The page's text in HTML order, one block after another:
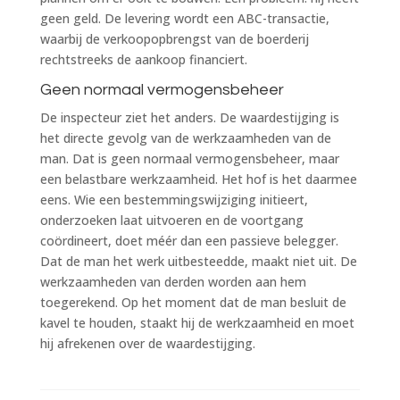
geen geld. De levering wordt een ABC-transactie,
waarbij de verkoopopbrengst van de boerderij
rechtstreeks de aankoop financiert.
Geen normaal vermogensbeheer
De inspecteur ziet het anders. De waardestijging is
het directe gevolg van de werkzaamheden van de
man. Dat is geen normaal vermogensbeheer, maar
een belastbare werkzaamheid. Het hof is het daarmee
eens. Wie een bestemmingswijziging initieert,
onderzoeken laat uitvoeren en de voortgang
coördineert, doet méér dan een passieve belegger.
Dat de man het werk uitbesteedde, maakt niet uit. De
werkzaamheden van derden worden aan hem
toegerekend. Op het moment dat de man besluit de
kavel te houden, staakt hij de werkzaamheid en moet
hij afrekenen over de waardestijging.